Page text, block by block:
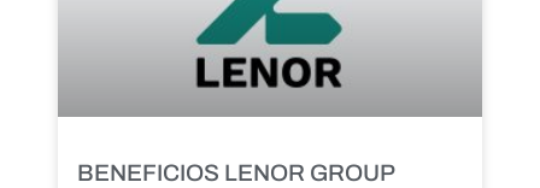
BENEFICIOS LENOR GROUP